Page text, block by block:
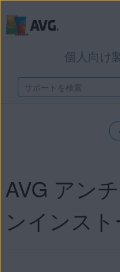
個人向け
AVG アン
ンインス